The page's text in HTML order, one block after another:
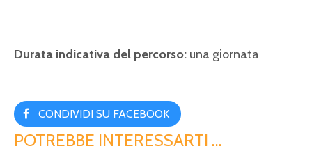
Durata indicativa del percorso: una giornata
CONDIVIDI SU FACEBOOK
POTREBBE INTERESSARTI …